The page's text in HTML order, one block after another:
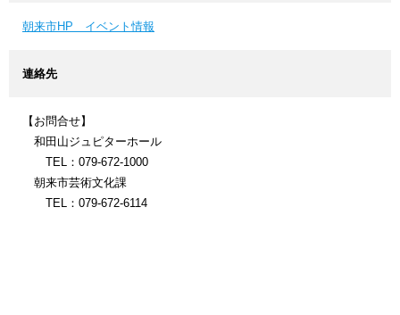
朝来市HP イベント情報
連絡先
【お問合せ】
和田山ジュピターホール
TEL：079-672-1000
朝来市芸術文化課
TEL：079-672-6114